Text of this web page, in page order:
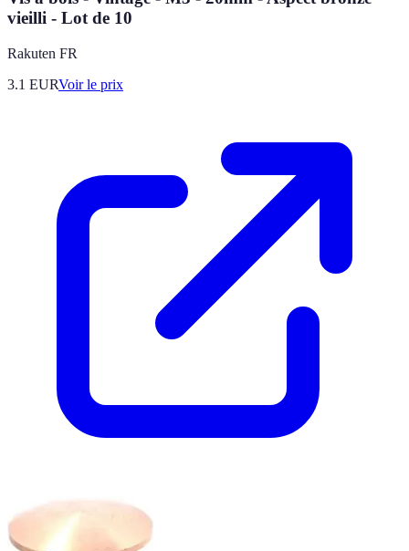
vieilli - Lot de 10
Rakuten FR
3.1 EURVoir le prix